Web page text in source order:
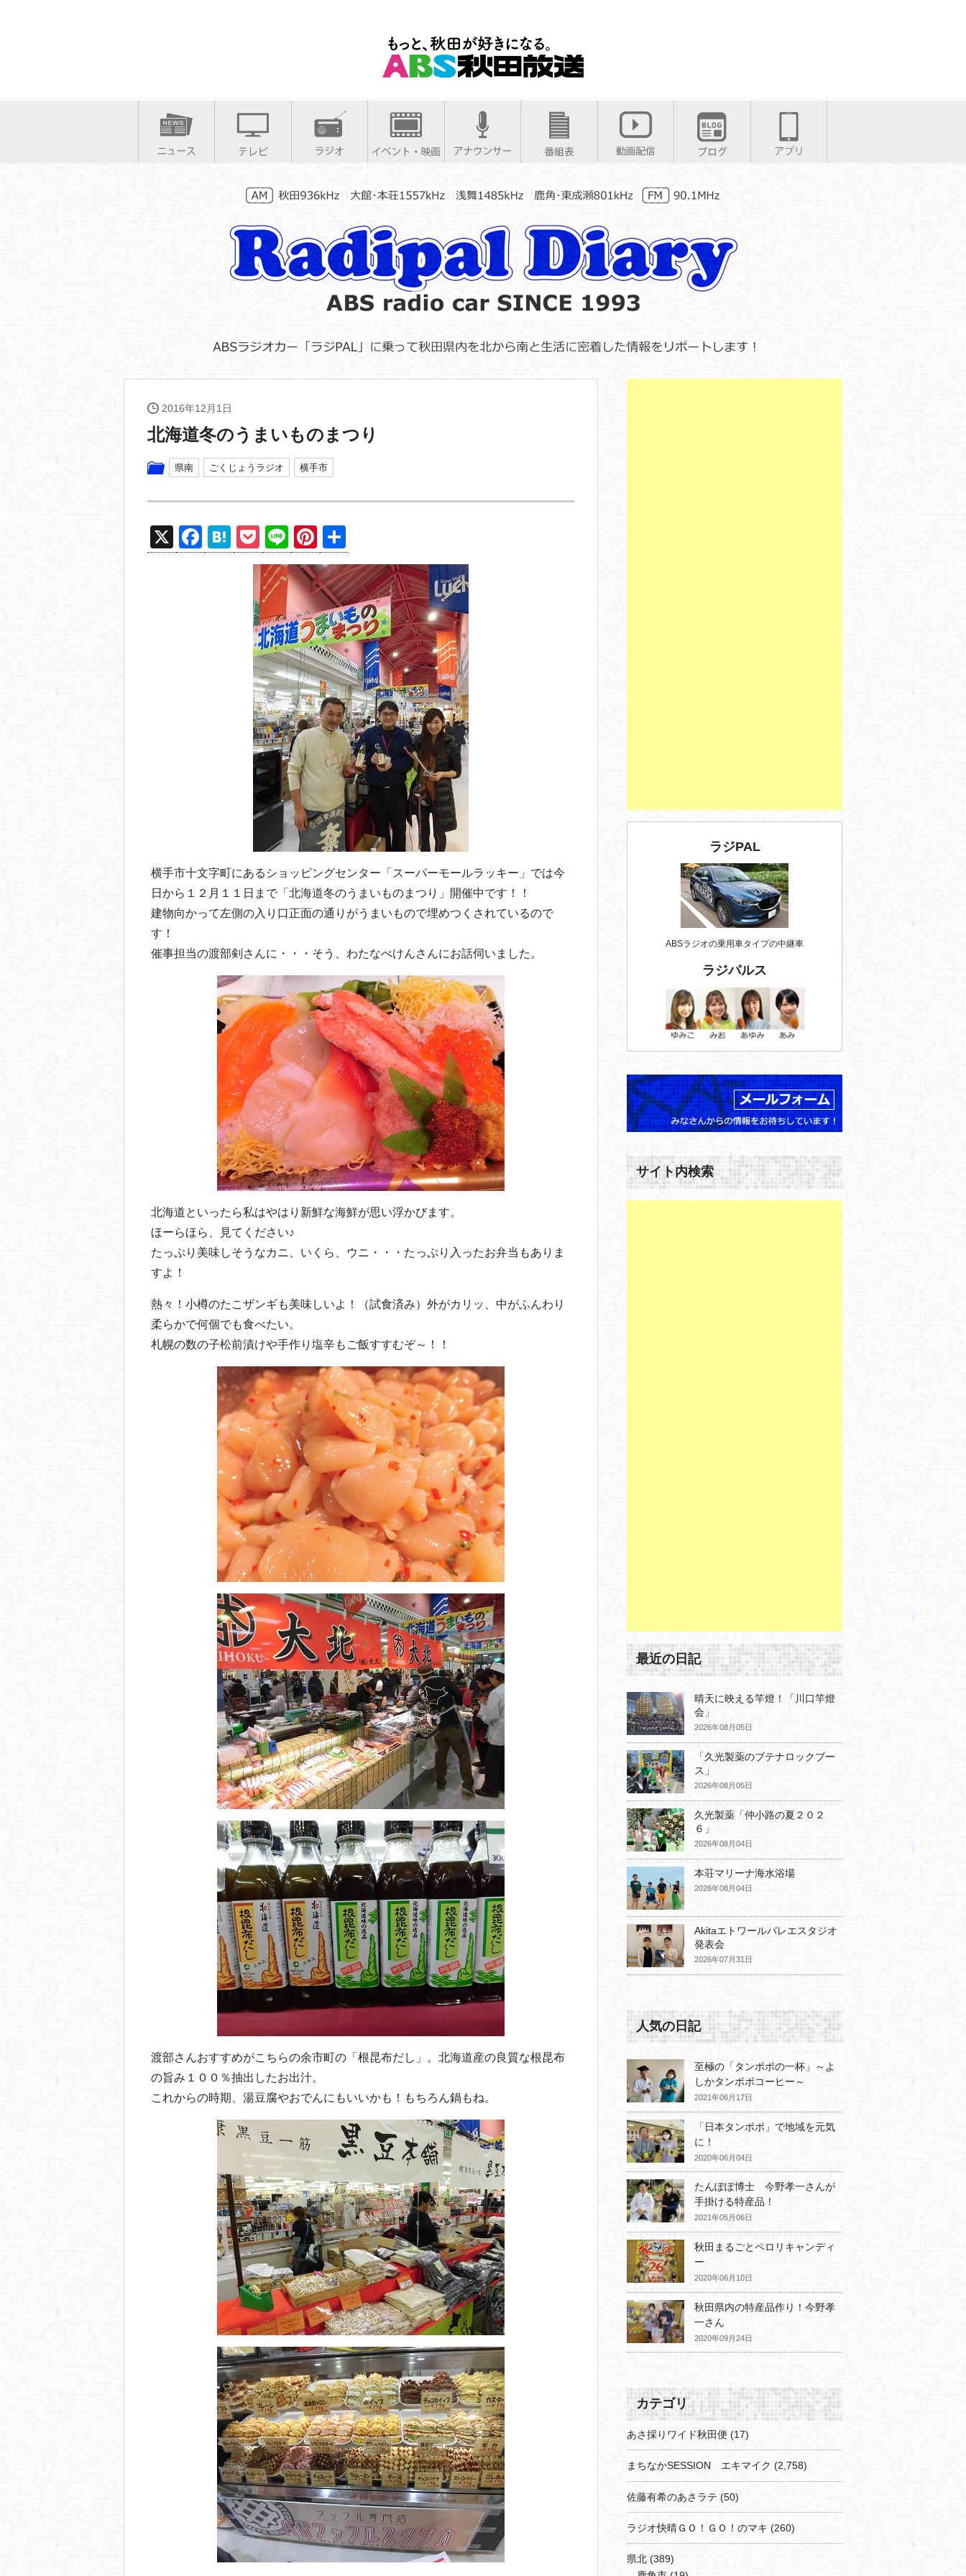
2016年12月1日
北海道冬のうまいものまつり
県南 ごくじょうラジオ 横手市
X
F
a
H
at
P
o
ck
et
Li
n
e
Pi
nt
er
e
st
有
横手市十文字町にあるショッピングセンター「スーパーモールラッキー」では今
日から１２月１１日まで「北海道冬のうまいものまつり」開催中です！！
建物向かって左側の入り口正面の通りがうまいもので埋めつくされているので
す！
催事担当の渡部剣さんに・・・そう、わたなべけんさんにお話伺いました。
北海道といったら私はやはり新鮮な海鮮が思い浮かびます。
ほーらほら、見てください♪
たっぷり美味しそうなカニ、いくら、ウニ・・・たっぷり入ったお弁当もありま
すよ！
熱々！小樽のたこザンギも美味しいよ！（試食済み）外がカリッ、中がふんわり
柔らかで何個でも食べたい。
札幌の数の子松前漬けや手作り塩辛もご飯すすむぞ～！！
渡部さんおすすめがこちらの余市町の「根昆布だし」。北海道産の良質な根昆布
の旨み１００％抽出したお出汁。
これからの時期、湯豆腐やおでんにもいいかも！もちろん鍋もね。
ラジPAL
ABSラジオの乗用車タイプの中継車
ラジパルス
サイト内検索
最近の日記
晴天に映える竿燈！「川口竿燈
会」
2026年08月05日
「久光製薬のブテナロックブー
ス」
2026年08月05日
久光製薬「仲小路の夏２０２
６」
2026年08月04日
本荘マリーナ海水浴場
2026年08月04日
Akitaエトワールバレエスタジオ
発表会
2026年07月31日
人気の日記
至極の「タンポポの一杯」～よ
しかタンポポコーヒー～
2021年06月17日
「日本タンポポ」で地域を元気
に！
2020年06月04日
たんぽぽ博士 今野孝一さんが
手掛ける特産品！
2021年05月06日
秋田まるごとペロリキャンディ
ー
2020年06月10日
秋田県内の特産品作り！今野孝
一さん
2020年09月24日
カテゴリ
あさ採りワイド秋田便 (17)
まちなかSESSION エキマイク (2,758)
佐藤有希のあさラテ (50)
ラジオ快晴ＧＯ！ＧＯ！のマキ (260)
県北 (389)